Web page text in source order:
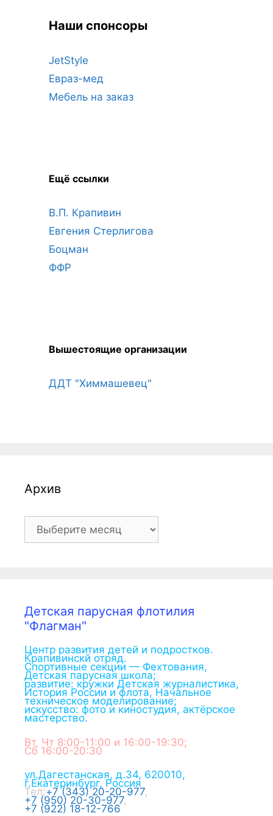
Наши спонсоры
JetStyle
Евраз-мед
Мебель на заказ
Ещё ссылки
В.П. Крапивин
Евгения Стерлигова
Боцман
ФФР
Вышестоящие организации
ДДТ "Химмашевец"
Архив
Архив
Детская парусная флотилия
"Флагман"
Центр развития детей и подростков.
Крапивинскй отряд.
Спортивные секции — Фехтования,
Детская парусная школа;
развитие: кружки Детская журналистика,
История России и флота, Начальное
техническое моделирование;
искусство: фото и киностудия, актёрское
мастерство.
Вт, Чт 8:00-11:00 и 16:00-19:30;
Сб 16:00-20:30
ул.Дагестанская, д.34, 620010,
г.Екатеринбург, Россия
Тел:+7 (343) 20-20-977,
+7 (950) 20-30-977,
+7 (922) 18-12-766